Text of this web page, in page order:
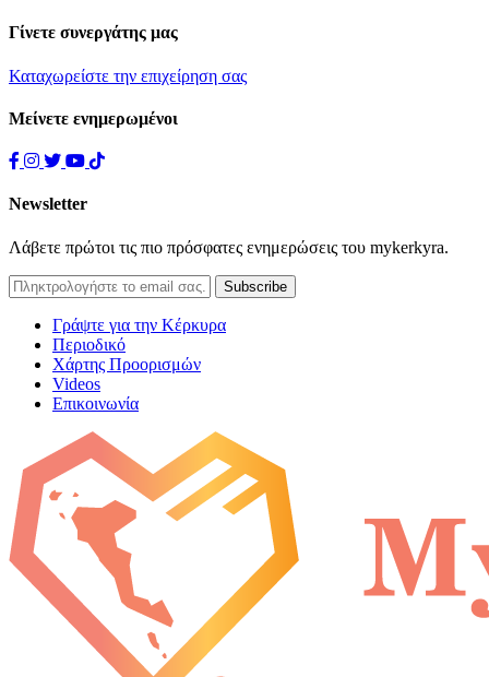
Γίνετε συνεργάτης μας
Καταχωρείστε την επιχείρηση σας
Μείνετε ενημερωμένοι
Newsletter
Λάβετε πρώτοι τις πιο πρόσφατες ενημερώσεις του mykerkyra.
Γράψτε για την Κέρκυρα
Περιοδικό
Χάρτης Προορισμών
Videos
Επικοινωνία